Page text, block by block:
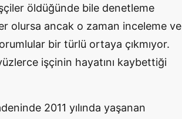
öldüğünde bile denetleme
olursa ancak o zaman inceleme ve
bir türlü ortaya çıkmıyor.
işçinin hayatını kaybettiği
2011 yılında yaşanan